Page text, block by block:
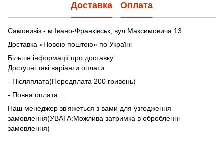
Доставка Оплата
Самовивіз - м.Івано-Франківськ, вул.Максимовича 13
Доставка «Новою поштою» по Україні
Більше інформації про доставку
Доступні такі варіанти оплати:
- Післяплата(Передплата 200 гривень)
- Повна оплата
Наш менеджер зв'яжеться з вами для узгодження
замовлення(УВАГА:Можлива затримка в обробленні
замовлення)